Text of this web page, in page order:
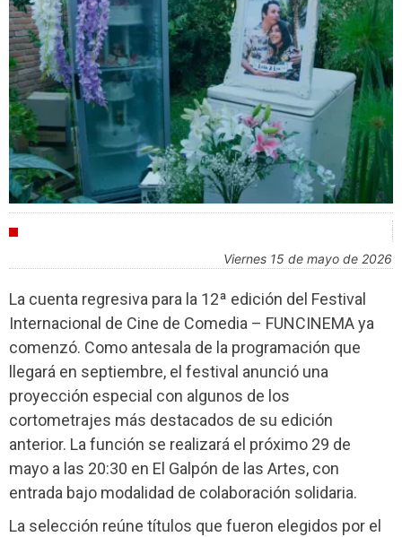
viernes 15 de mayo de 2026
La cuenta regresiva para la 12ª edición del Festival
Internacional de Cine de Comedia – FUNCINEMA ya
comenzó. Como antesala de la programación que
llegará en septiembre, el festival anunció una
proyección especial con algunos de los
cortometrajes más destacados de su edición
anterior. La función se realizará el próximo 29 de
mayo a las 20:30 en El Galpón de las Artes, con
entrada bajo modalidad de colaboración solidaria.
La selección reúne títulos que fueron elegidos por el